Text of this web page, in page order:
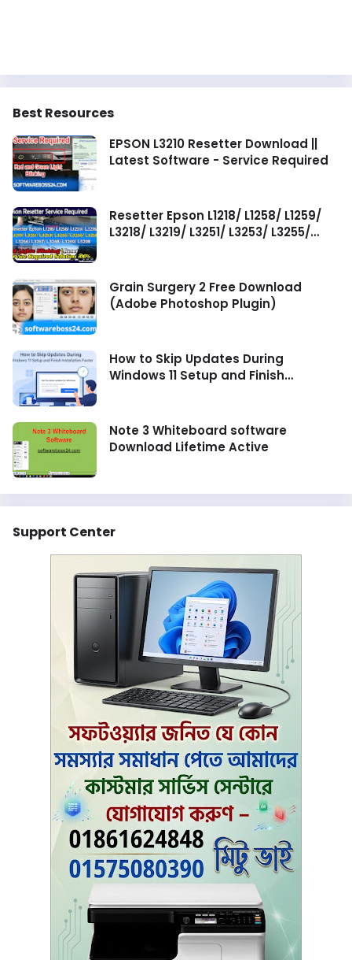
Best Resources
EPSON L3210 Resetter Download ||
Latest Software - Service Required
Resetter Epson L1218/ L1258/ L1259/
L3218/ L3219/ L3251/ L3253/ L3255/
Grain Surgery 2 Free Download
(Adobe Photoshop Plugin)
How to Skip Updates During
Windows 11 Setup and Finish
Note 3 Whiteboard software
Download Lifetime Active
Support Center